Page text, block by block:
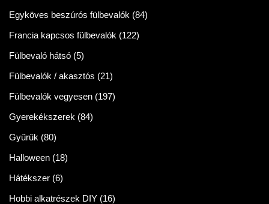
Egyköves beszúrós fülbevalók (84)
Francia kapcsos fülbevalók (122)
Fülbevaló hátsó (5)
Fülbevalók / akasztós (21)
Fülbevalók vegyesen (197)
Gyerekékszerek (84)
Gyűrűk (80)
Halloween (18)
Hátékszer (6)
Hobbi alkatrészek DIY (16)